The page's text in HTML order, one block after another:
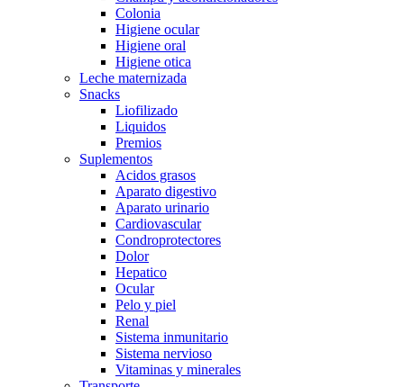
Colonia
Higiene ocular
Higiene oral
Higiene otica
Leche maternizada
Snacks
Liofilizado
Liquidos
Premios
Suplementos
Acidos grasos
Aparato digestivo
Aparato urinario
Cardiovascular
Condroprotectores
Dolor
Hepatico
Ocular
Pelo y piel
Renal
Sistema inmunitario
Sistema nervioso
Vitaminas y minerales